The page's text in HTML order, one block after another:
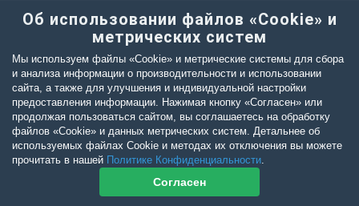
Об использовании файлов «Cookie» и
метрических систем
Мы используем файлы «Cookie» и метрические системы для сбора
и анализа информации о производительности и использовании
сайта, а также для улучшения и индивидуальной настройки
предоставления информации. Нажимая кнопку «Согласен» или
продолжая пользоваться сайтом, вы соглашаетесь на обработку
файлов «Cookie» и данных метрических систем. Детальнее об
используемых файлах Cookie и методах их отключения вы можете
прочитать в нашей Политике Конфиденциальности.
Согласен